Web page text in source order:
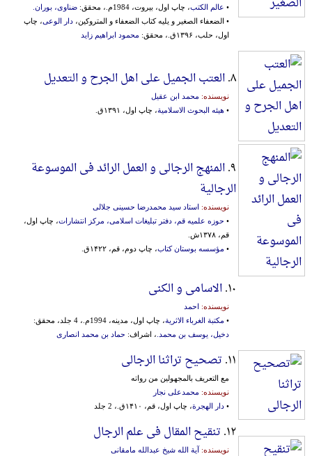
• عالم الکتب، چاپ اول، بیروت، 1984م.، محقق:
ضناوی، بوران.
• الضعفاء الصغیر و یلیه کتاب الضعفاء و المتروکین، دار الوعی، چاپ
اول، حلب، ۱۳۹۶ق.، محقق:
محمود ابراهیم زاید
۸. العتب الجمیل علی اهل الجرح و التعدیل
نویسنده: محمد ابن عقیل
• هیئه البحوث الاسلامیة، چاپ اول، ۱۳۹۱ق.
۹. المنهج الرجالی و العمل الرائد فی الموسوعة
الرجالیة
نویسنده: استاد سید محمدرضا حسینی جلالی
• حوزه علمیه قم، دفتر تبلیغات اسلامی، مرکز انتشارات، چاپ اول،
قم، ۱۳۷۸ش.
• مؤسسه بوستان کتاب، چاپ دوم، قم، ۱۴۲۲ق.
۱۰. الاسامی و الکنی
نویسنده: احمد
• مکتبة الغرباء الاثریة، چاپ اول، مدینه، 1994م.، 4 جلد، محقق:
دخیل، یوسف بن محمد. ، اشراف: حماد بن محمد انصاری
۱۱. تصحیح تراثنا الرجالی
مع التعریف بالمجهولین من رواته
نویسنده: محمدعلی نجار
• دار الهجرة، چاپ اول، قم، ۱۴۱۰ق.، 2 جلد
۱۲. تنقیح المقال فی علم الرجال
نویسنده: آیة الله شیخ عبدالله مامقانی